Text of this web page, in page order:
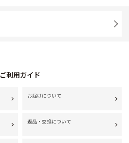
ご利用ガイド
お届けについて
返品・交換について